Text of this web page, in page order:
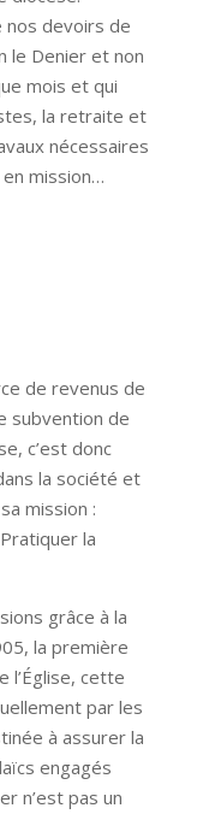
nos devoirs de
le Denier et non
mois et qui
la retraite et
nécessaires
mission…
de revenus de
subvention de
c’est donc
la société et
mission :
la
grâce à la
la première
l’Église, cette
par les
à assurer la
engagés
n’est pas un